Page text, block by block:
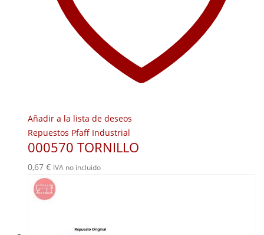
Añadir a la lista de deseos
Repuestos Pfaff Industrial
000570 TORNILLO
0,67 € IVA no incluido